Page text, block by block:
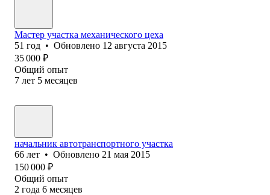
Мастер участка механического цеха
51 год • Обновлено 12 августа 2015
35 000 ₽
Общий опыт
7 лет 5 месяцев
начальник автотранспортного участка
66 лет • Обновлено 21 мая 2015
150 000 ₽
Общий опыт
2 года 6 месяцев